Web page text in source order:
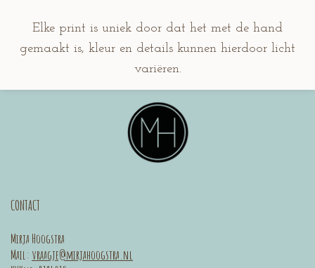
Elke print is uniek door dat het met de hand
gemaakt is, kleur en details kunnen hierdoor licht
variëren.
CONTACT
Mirja Hoogstra
Mail: vraagje@mirjahoogstra.nl